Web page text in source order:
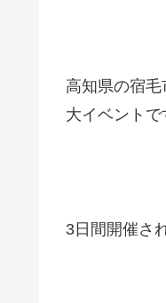
高知県の宿
大イベントで
3日間開催さ